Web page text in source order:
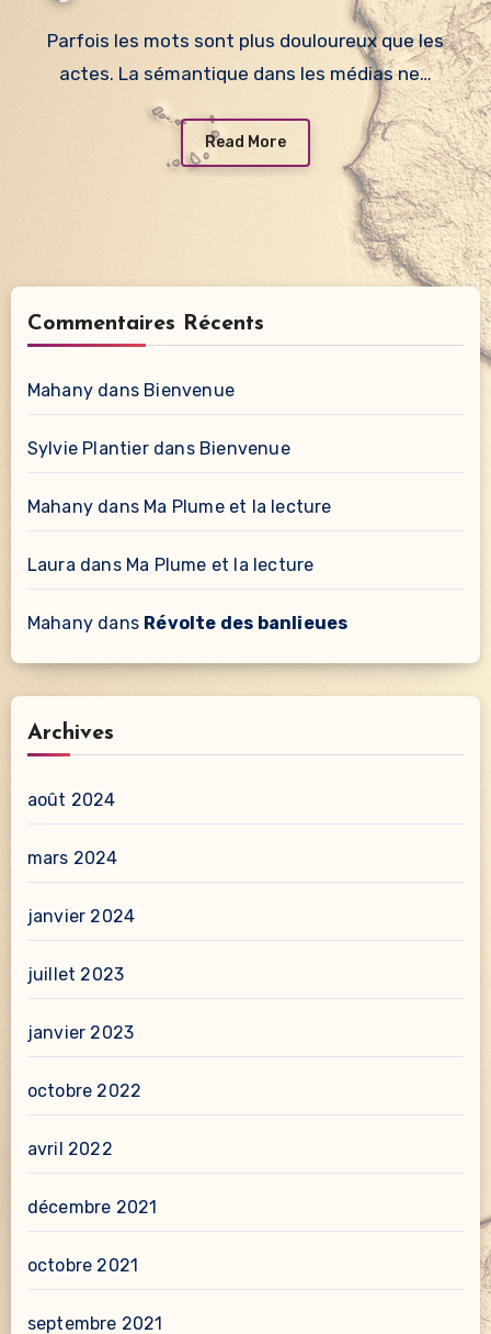
Parfois les mots sont plus douloureux que les
actes. La sémantique dans les médias ne…
Read More
Commentaires Récents
Mahanydans Bienvenue
Sylvie Plantierdans Bienvenue
Mahanydans Ma Plume et la lecture
Laura dans Ma Plume et la lecture
Mahanydans Révolte des banlieues
Archives
août 2024
mars 2024
janvier 2024
juillet 2023
janvier 2023
octobre 2022
avril 2022
décembre 2021
octobre 2021
septembre 2021